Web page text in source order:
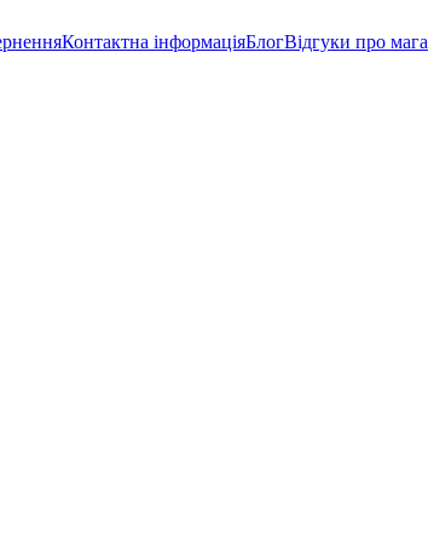
Контактна інформаціяБлогВідгуки про